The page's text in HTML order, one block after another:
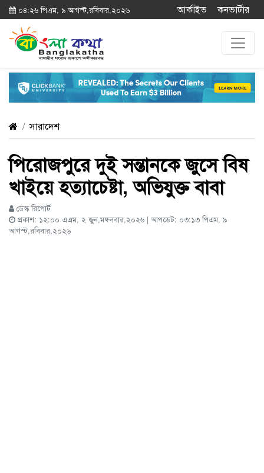
০৪:২৬ পিএম, ৯ আগস্ট,রবিবার,২০২৬ আর্কাইভ কনভার্টার
সারাদেশ
পিরোজপুরে দুই সন্তানকে জুসে বিষ
খাইয়ে হত্যাচেষ্টা, অভিযুক্ত বাবা
ডেস্ক রিপোর্ট
প্রকাশ: ১২:০০ এএম, ২ জুন,মঙ্গলবার,২০২৬ | আপডেট: ০৩:১৩ পিএম, ৯
আগস্ট,রবিবার,২০২৬